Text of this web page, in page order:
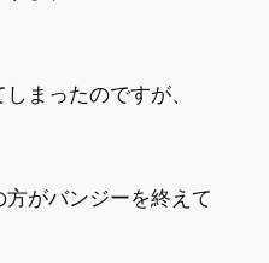
まったのですが、
がバンジーを終えて